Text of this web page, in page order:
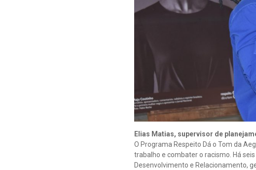
Elias Matias, supervisor de
O Programa Respeito Dá o Tom da
trabalho e combater o racismo. Há
Desenvolvimento e Relacionamento,